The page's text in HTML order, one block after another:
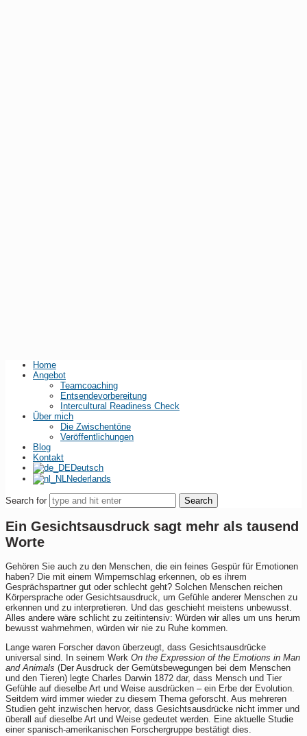
Home
Angebot
Teamcoaching
Entsendevorbereitung
Intercultural Readiness Check
Über mich
Die Zwischentöne
Veröffentlichungen
Blog
Kontakt
Deutsch
Nederlands
Search for
Ein Gesichtsausdruck sagt mehr als tausend
Worte
Gehören Sie auch zu den Menschen, die ein feines Gespür für Emotionen
haben? Die mit einem Wimpernschlag erkennen, ob es ihrem
Gesprächspartner gut oder schlecht geht? Solchen Menschen reichen
Körpersprache oder Gesichtsausdruck, um Gefühle anderer Menschen zu
erkennen und zu interpretieren. Und das geschieht meistens unbewusst.
Alles andere wäre schlicht zu zeitintensiv: Würden wir alles um uns herum
bewusst wahrnehmen, würden wir nie zu Ruhe kommen.
Lange waren Forscher davon überzeugt, dass Gesichtsausdrücke
universal sind. In seinem Werk On the Expression of the Emotions in Man
and Animals (Der Ausdruck der Gemütsbewegungen bei dem Menschen
und den Tieren) legte Charles Darwin 1872 dar, dass Mensch und Tier
Gefühle auf dieselbe Art und Weise ausdrücken – ein Erbe der Evolution.
Seitdem wird immer wieder zu diesem Thema geforscht. Aus mehreren
Studien geht inzwischen hervor, dass Gesichtsausdrücke nicht immer und
überall auf dieselbe Art und Weise gedeutet werden. Eine aktuelle Studie
einer spanisch-amerikanischen Forschergruppe bestätigt dies.